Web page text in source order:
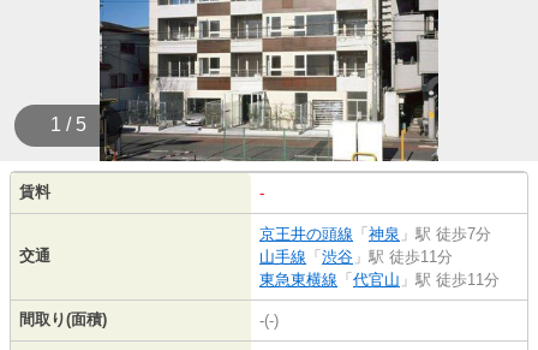
1 / 5
賃料 -
交通
京王井の頭線 「 神泉 」駅 徒歩7分
山手線 「 渋谷 」駅 徒歩11分
東急東横線 「 代官山 」駅 徒歩11分
間取り(面積) -(-)